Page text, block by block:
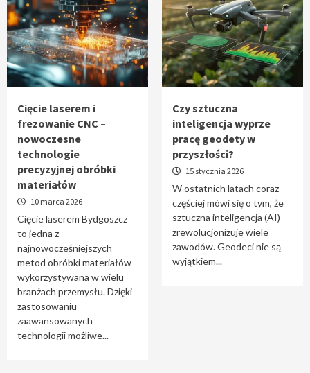
4
geodety w przyszłości?
5
Tworzenie aplikacji internetowych – jak
powstają nowoczesne rozwiązania cyfrowe
Cięcie laserem i
frezowanie CNC –
nowoczesne
technologie
precyzyjnej obróbki
materiałów
10 marca 2026
Cięcie laserem Bydgoszcz
to jedna z
najnowocześniejszych
metod obróbki materiałów
wykorzystywana w wielu
branżach przemysłu. Dzięki
zastosowaniu
zaawansowanych
technologii możliwe...
Czy sztuczna
inteligencja wyprze
pracę geodety w
przyszłości?
15 stycznia 2026
W ostatnich latach coraz
częściej mówi się o tym, że
sztuczna inteligencja (AI)
zrewolucjonizuje wiele
zawodów. Geodeci nie są
wyjątkiem...